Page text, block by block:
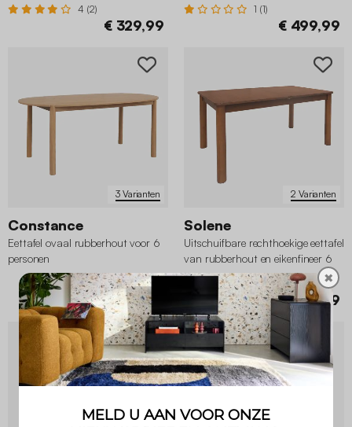
4 (2)
€ 329,99
1 (1)
€ 499,99
3 Varianten
Constance
Eettafel ovaal rubberhout voor 6
personen
€ 389,99
2 Varianten
Solene
Uitschuifbare rechthoekige eettafel
van rubberhout en eikenfineer 6
tot 10 plaatsen
4.4 (9)
€ 579,99
✖